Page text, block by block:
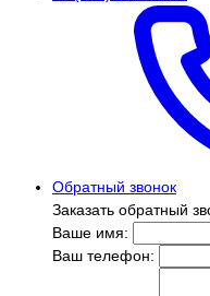
Обратный звонок
Заказать обратный
Ваше имя:
Ваш телефон: